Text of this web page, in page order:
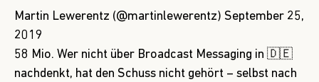
Martin Lewerentz (@martinlewerentz) September 25,
2019
58 Mio. Wer nicht über Broadcast Messaging in 🇩🇪
nachdenkt, hat den Schuss nicht gehört – selbst nach